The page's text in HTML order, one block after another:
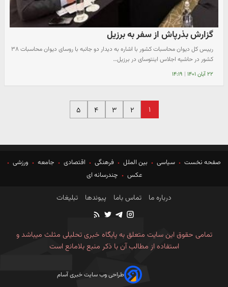
گزارش بذرپاش از سفر به برزیل
رییس کل ‌دیوان محاسبات کشور با اشاره به دیدار دو جانبه با روسای دیوان محاسبات ۳۸
کشور در حاشیه اجلاس اینتوسای در برزیل…
۲۲ آبان ۱۴۰۱ | ۱۴:۱۹
۱ ۲ ۳ ۴ ۵
صفحه نخست سیاسی بین الملل فرهنگی اقتصادی جامعه
ورزشی
عکس
چندرسانه ای
درباره ما تماس باما پیوندها تبلیغات
تمامی حقوق این سایت متعلق به پایگاه خبری تحلیلی مثلث میباشد و
استفاده از مطالب آن با ذکر منبع بلامانع است
طراحی وب سایت خبری آسام